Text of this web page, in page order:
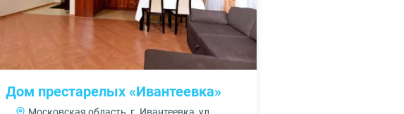
Дом престарелых «Ивантеевка»